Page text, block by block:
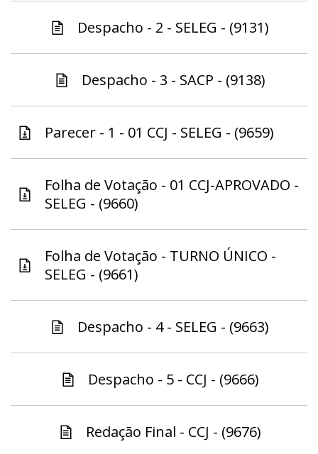
Despacho - 2 - SELEG - (9131)
Despacho - 3 - SACP - (9138)
Parecer - 1 - 01 CCJ - SELEG - (9659)
Folha de Votação - 01 CCJ-APROVADO -
SELEG - (9660)
Folha de Votação - TURNO ÚNICO -
SELEG - (9661)
Despacho - 4 - SELEG - (9663)
Despacho - 5 - CCJ - (9666)
Redação Final - CCJ - (9676)